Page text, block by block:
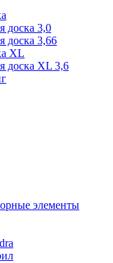
доска 3,0
доска 3,66
XL
доска XL 3,6
элементы